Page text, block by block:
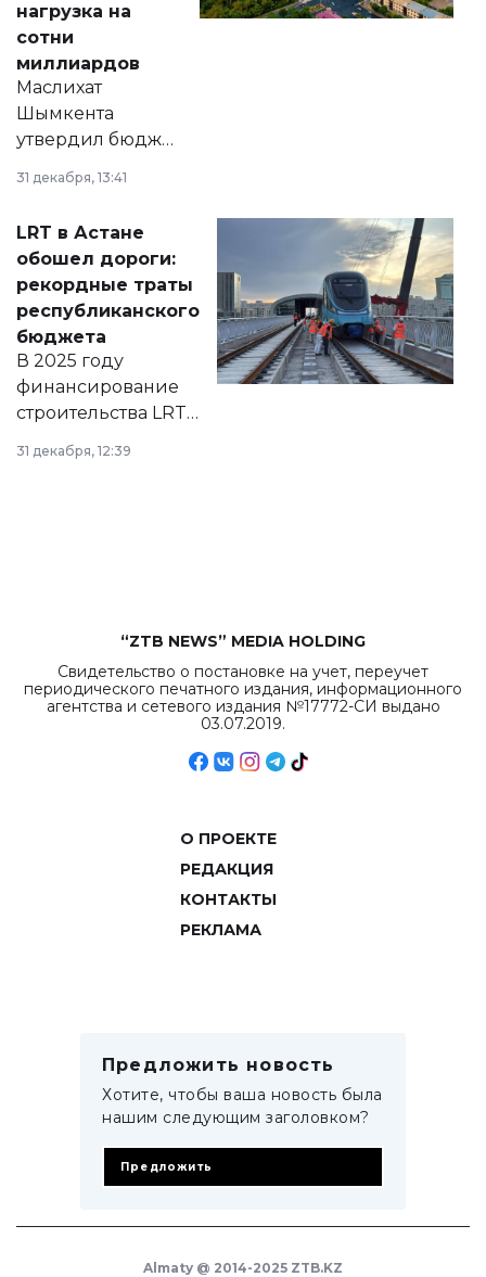
нагрузка на
сотни
миллиардов
Маслихат
Шымкента
утвердил бюджет
города на 2026–
2028 годы.
документ
появился в базе
нормативных
правовых актов и
на сайте маслихат
города.
31 декабря, 13:41
LRT в Астане
обошел дороги:
рекордные траты
республиканского
бюджета
В 2025 году
финансирование
строительства LRT
в Астане из
республиканского
31 декабря, 12:39
“ZTB NEWS” MEDIA HOLDING
Свидетельство о постановке на учет, переучет
периодического печатного издания, информационного
агентства и сетевого издания №17772-СИ выдано
03.07.2019.
О ПРОЕКТЕ
РЕДАКЦИЯ
КОНТАКТЫ
РЕКЛАМА
Предложить новость
Хотите, чтобы ваша новость была
нашим следующим заголовком?
Предложить
Almaty @ 2014-2025 ZTB.KZ